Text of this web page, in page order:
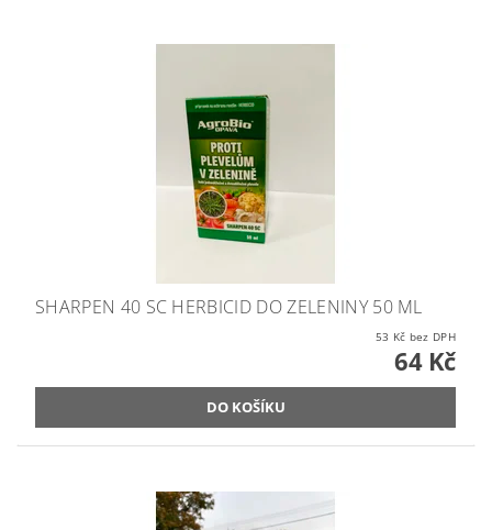
SHARPEN 40 SC HERBICID DO ZELENINY 50 ML
53 Kč bez DPH
64 Kč